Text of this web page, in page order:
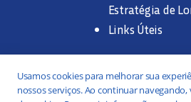
Estratégia de
Links Úteis
Trabalhe na SANASA
Usamos cookies para melhorar sua
nossos serviços. Ao continuar